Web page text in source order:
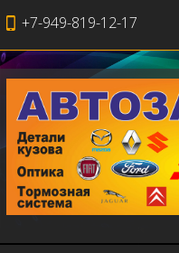
+7-949-819-12-17